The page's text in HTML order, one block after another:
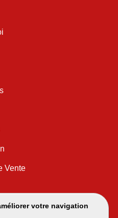
votre navigation
Vente